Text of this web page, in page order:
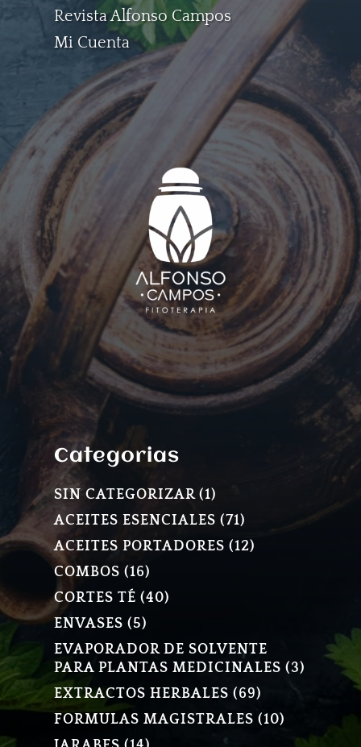
Revista Alfonso Campos
Mi Cuenta
Categorias
SIN CATEGORIZAR 11
PRODUCTO
ACEITES ESENCIALES 7171
PRODUCTOS
ACEITES PORTADORES 1212
COMBOS 1616
PRODUCTOS
CORTES TÉ 4040
ENVASES 55
PRODUCTOS
EVAPORADOR DE SOLVENTE
PARA PLANTAS MEDICINALES
33
EXTRACTOS HERBALES 6969
PRODUCTOS
FORMULAS MAGISTRALES 1010